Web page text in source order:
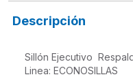
Descripción
Sillón Ejecutivo
Linea: ECONOSILLAS